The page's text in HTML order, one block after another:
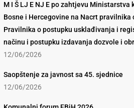
M I Š LJ E NJ E po zahtjevu
Bosne i Hercegovine na Nacrt pravilnika
Pravilnika o postupku usklađivanja i
načinu i postupku izdavanja dozvole i
12/06/2026
Saopštenje za javnost sa 45. sjednice
12/06/2026